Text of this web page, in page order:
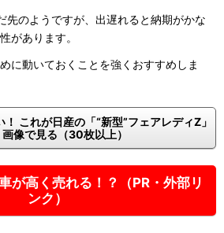
のようですが、出遅れると納期がかな
があります。
に動いておくことを強くおすすめしま
これが日産の「“新型”フェアレディZ」
像で見る（30枚以上）
が高く売れる！？（PR・外部リ
ンク）